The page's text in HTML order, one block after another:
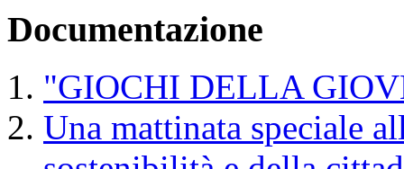
Documentazione
"GIOCHI DELLA
Una mattinata speciale